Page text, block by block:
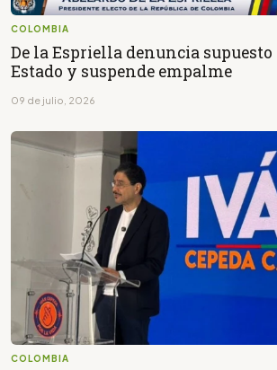
COLOMBIA
De la Espriella denuncia supuesto
Estado y suspende empalme
09 de julio, 2026
COLOMBIA